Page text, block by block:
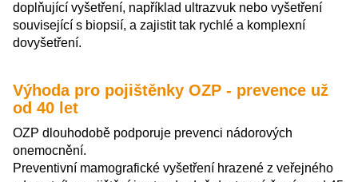
doplňující vyšetření, například ultrazvuk nebo vyšetření
související s biopsií, a zajistit tak rychlé a komplexní
dovyšetření.
Výhoda pro pojištěnky OZP - prevence už
od 40 let
OZP dlouhodobě podporuje prevenci nádorových
onemocnění.
Preventivní mamografické vyšetření hrazené z veřejného